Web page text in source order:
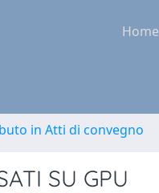
Home
in Atti di convegno
SU GPU